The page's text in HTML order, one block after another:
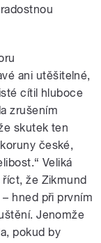
ani utěšitelné,
cítil hluboce
zrušením
skutek ten
české,
Veliká
že Zikmund
hned při prvním
Jenomže
pokud by